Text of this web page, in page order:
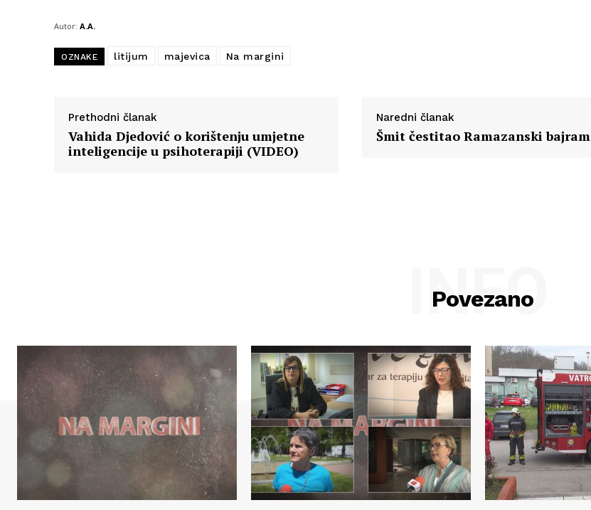
Autor: A.A.
OZNAKE litijum majevica Na margini
Prethodni članak
Vahida Djedović o korištenju umjetne
inteligencije u psihoterapiji (VIDEO)
Naredni članak
Šmit čestitao Ramazanski bajram
Povezano
INFO